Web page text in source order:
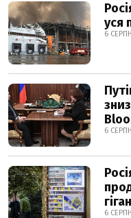
уся
6
6
6